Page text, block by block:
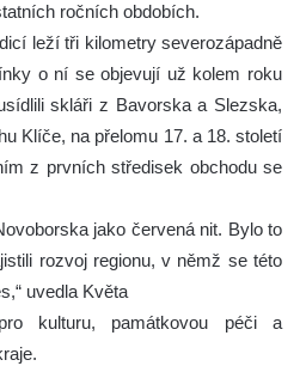
ročních obdobích.
leží tři kilometry severozápadně
o ní se objevují už kolem roku
skláři z Bavorska a Slezska,
Klíče, na přelomu 17. a 18. století
z prvních středisek obchodu se
jako červená nit. Bylo to
rozvoj regionu, v němž se této
uvedla Květa
kulturu, památkovou péči a